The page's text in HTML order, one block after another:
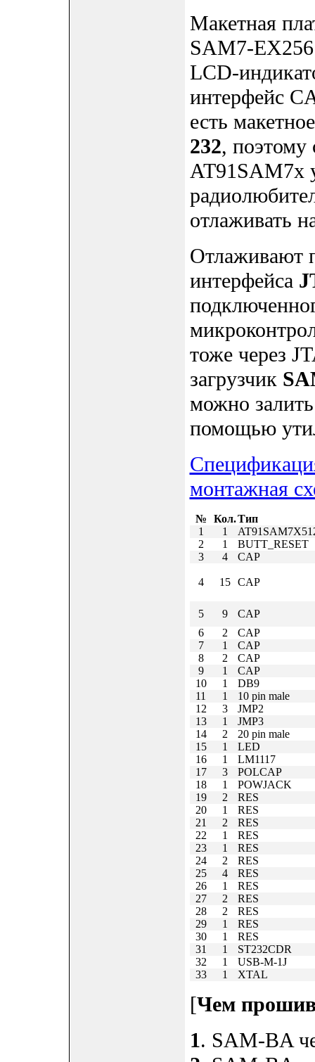
Макетная
SAM7-EX256
LCD-
интерфейс
есть
232,
AT91SAM7x
отлаживать
Отлаживают
интерфейса
тоже через
загрузчик
можно
помощью
монтажная
№ Кол.Тип
1
1
2
1
BUTT_RESET
3
4 CAP
4 15 CAP
5 9
CAP
6
2
CAP
7
1
CAP
8
2
CAP
9
1
CAP
10
1
DB9
11
1
10 pin male
12
3
JMP2
13
1
JMP3
14
2
20 pin male
15
1
LED
16
1
LM1117
17
3
POLCAP
18
1
POWJACK
19
2
RES
20
1
RES
21
2
RES
22
1
RES
23
1
RES
24
2
RES
25
4
RES
26
1
RES
27
2
RES
28
2
RES
29
1
RES
30
1
RES
31
1
ST232CDR
32
1
USB-M-1J
33
1 XTAL
[Чем
1. SAM-BA